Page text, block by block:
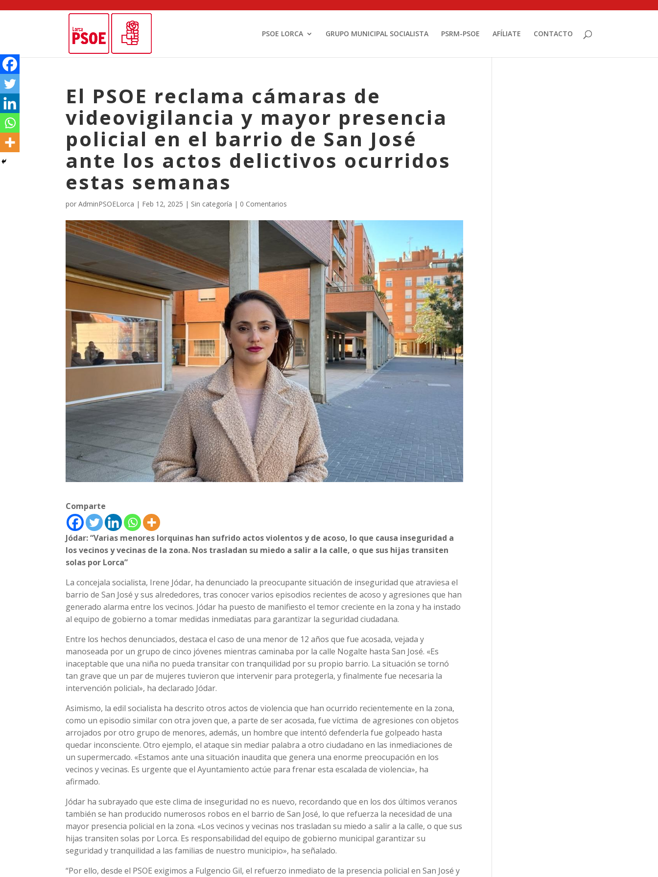
PSOE LORCA GRUPO MUNICIPAL SOCIALISTA PSRM-PSOE AFÍLIATE CONTACTO
El PSOE reclama cámaras de
videovigilancia y mayor presencia
policial en el barrio de San José
ante los actos delictivos ocurridos
estas semanas
porAdminPSOELorca | Feb 12, 2025 | Sin categoría | 0 Comentarios
Comparte
Jódar: “Varias menores lorquinas han sufrido actos violentos y de acoso, lo que causa inseguridad a
los vecinos y vecinas de la zona. Nos trasladan su miedo a salir a la calle, o que sus hijas transiten
solas por Lorca”
La concejala socialista, Irene Jódar, ha denunciado la preocupante situación de inseguridad que atraviesa el
barrio de San José y sus alrededores, tras conocer varios episodios recientes de acoso y agresiones que han
generado alarma entre los vecinos. Jódar ha puesto de manifiesto el temor creciente en la zona y ha instado
al equipo de gobierno a tomar medidas inmediatas para garantizar la seguridad ciudadana.
Entre los hechos denunciados, destaca el caso de una menor de 12 años que fue acosada, vejada y
manoseada por un grupo de cinco jóvenes mientras caminaba por la calle Nogalte hasta San José. «Es
inaceptable que una niña no pueda transitar con tranquilidad por su propio barrio. La situación se tornó
tan grave que un par de mujeres tuvieron que intervenir para protegerla, y finalmente fue necesaria la
intervención policial», ha declarado Jódar.
Asimismo, la edil socialista ha descrito otros actos de violencia que han ocurrido recientemente en la zona,
como un episodio similar con otra joven que, a parte de ser acosada, fue víctima de agresiones con objetos
arrojados por otro grupo de menores, además, un hombre que intentó defenderla fue golpeado hasta
quedar inconsciente. Otro ejemplo, el ataque sin mediar palabra a otro ciudadano en las inmediaciones de
un supermercado. «Estamos ante una situación inaudita que genera una enorme preocupación en los
vecinos y vecinas. Es urgente que el Ayuntamiento actúe para frenar esta escalada de violencia», ha
afirmado.
Jódar ha subrayado que este clima de inseguridad no es nuevo, recordando que en los dos últimos veranos
también se han producido numerosos robos en el barrio de San José, lo que refuerza la necesidad de una
mayor presencia policial en la zona. «Los vecinos y vecinas nos trasladan su miedo a salir a la calle, o que sus
hijas transiten solas por Lorca. Es responsabilidad del equipo de gobierno municipal garantizar su
seguridad y tranquilidad a las familias de nuestro municipio», ha señalado.
“Por ello, desde el PSOE exigimos a Fulgencio Gil, el refuerzo inmediato de la presencia policial en San José y